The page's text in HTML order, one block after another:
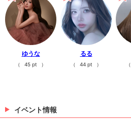
ゆうな
（ 45 pt ）
るる
（ 44 pt ） （
イベント情報